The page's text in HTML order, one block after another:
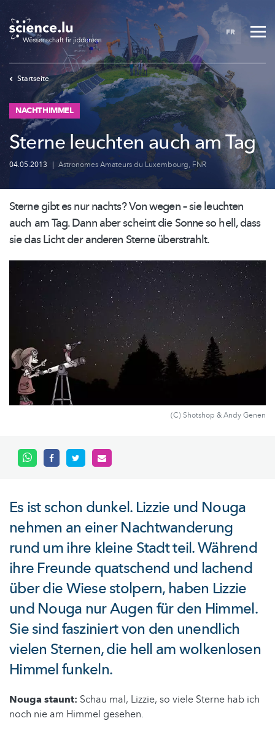
Skip
main
content
FR
Startseite
NACHTHIMMEL
Sterne leuchten auch am Tag
04.05.2013 | Astronomes Amateurs du Luxembourg, FNR
Sterne gibt es nur nachts? Von wegen – sie leuchten
auch am Tag. Dann aber scheint die Sonne so hell, dass
sie das Licht der anderen Sterneüberstrahlt.
(C) Shotshop & Andy Genen
Es ist schon dunkel. Lizzie und Nouga
nehmen an einer Nachtwanderung
rund um ihre kleine Stadt teil. Während
ihre Freunde quatschend und lachend
über die Wiese stolpern, haben Lizzie
und Nouga nur Augen für den Himmel.
Sie sind fasziniert von den unendlich
vielen Sternen, die hell am wolkenlosen
Himmel funkeln.
Nouga staunt: Schau mal, Lizzie, so viele Sterne hab ich
noch nie am Himmel gesehen.